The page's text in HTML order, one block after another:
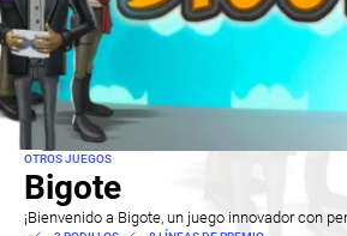
OTROS JUEGOS
Bigote
¡Bienvenido a Bigote, un juego innovador con